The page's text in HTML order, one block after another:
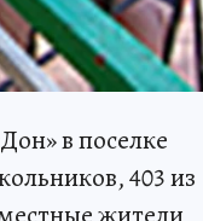
в поселке
403 из